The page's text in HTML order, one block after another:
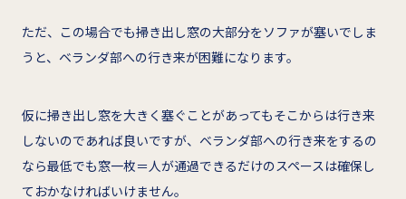
ただ、この場合でも掃き出し窓の大部分をソファが塞いでしま
うと、ベランダ部への行き来が困難になります。
仮に掃き出し窓を大きく塞ぐことがあってもそこからは行き来
しないのであれば良いですが、ベランダ部への行き来をするの
なら最低でも窓一枚＝人が通過できるだけのスペースは確保し
ておかなければいけません。